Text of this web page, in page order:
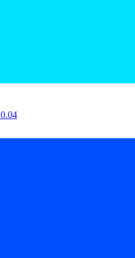
0.04